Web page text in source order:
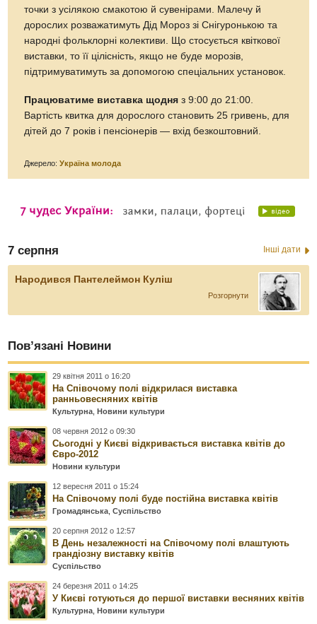
точки з усілякою смакотою й сувенірами. Малечу й
дорослих розважатимуть Дід Мороз зі Снігуронькою та
народні фольклорні колективи. Що стосується квіткової
виставки, то її цілісність, якщо не буде морозів,
підтримуватимуть за допомогою спеціальних установок.
Працюватиме виставка щодня з 9:00 до 21:00.
Вартість квитка для дорослого становить 25 гривень, для
дітей до 7 років і пенсіонерів — вхід безкоштовний.
Джерело:Україна молода
7 серпня Інші дати
Народився Пантелеймон Куліш
Розгорнути
Пов’язані Новини
29 квітня 2011 о 16:20
На Співочому полі відкрилася виставка
ранньовесняних квітів
Культурна ,Новини культури
08 червня 2012 о 09:30
Сьогодні у Києві відкривається виставка квітів до
Євро-2012
Новини культури
12 вересня 2011 о 15:24
На Співочому полі буде постійна виставка квітів
Громадянська ,Суспільство
20 серпня 2012 о 12:57
В День незалежності на Співочому полі влаштують
грандіозну виставку квітів
Суспільство
24 березня 2011 о 14:25
У Києві готуються до першої виставки весняних квітів
Культурна ,Новини культури